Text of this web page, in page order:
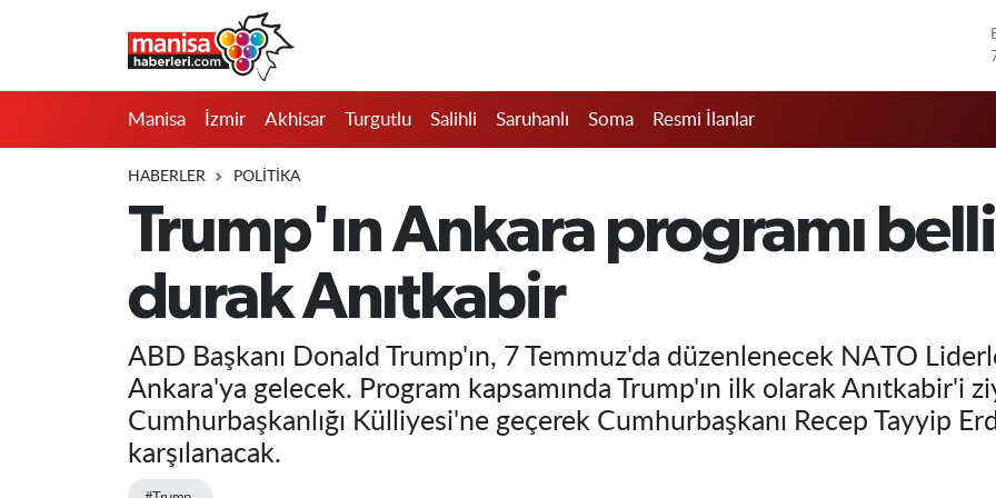
Manisa İzmir Akhisar Turgutlu Salihli Saruhanlı Soma Resmi İlanlar
HABERLER POLITIKA
Trump'ın Ankara programı
durak Anıtkabir
ABD Başkanı Donald Trump'ın, 7 Temmuz'da düzenlenecek NATO
Ankara'ya gelecek. Program kapsamında Trump'ın ilk olarak Anıtkabir'i
Cumhurbaşkanlığı Külliyesi'ne geçerek Cumhurbaşkanı Recep Tayyip
karşılanacak.
Saruhanlı
Manisa Nöbetçi Eczaneler
Manisa Trafik Yoğunluk Haritası
Süper Lig Puan Durumu ve Fikstür
Tüm Manşetler
Son Dakika Haberleri